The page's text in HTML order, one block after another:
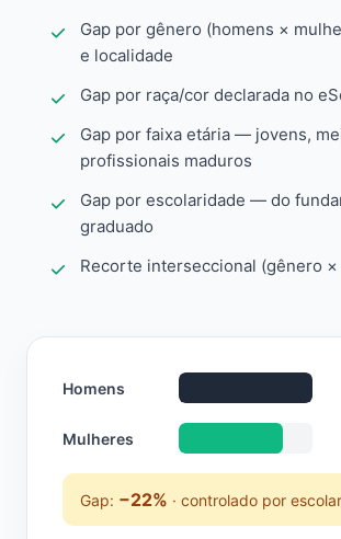
Gap por gênero (homens ×
e localidade
Gap por raça/cor declarada no
Gap por faixa etária — jovens,
profissionais maduros
Gap por escolaridade — do
graduado
Recorte interseccional (gênero ×
Homens
Mulheres
Gap: −22% · controlado por